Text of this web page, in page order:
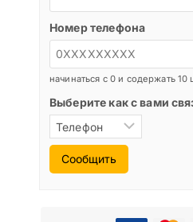
Номер телефона
начинаться с 0 и содержать 10
Выберите как с вами
Сообщить